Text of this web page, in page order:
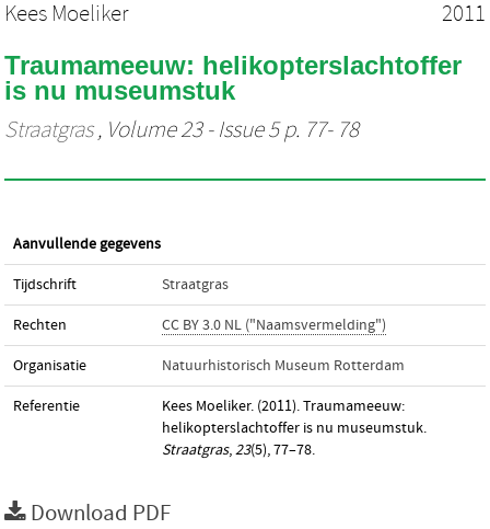
Kees Moeliker 2011
Traumameeuw: helikopterslachtoffer
is nu museumstuk
Straatgras, Volume 23 - Issue 5 p. 77- 78
Aanvullende gegevens
Tijdschrift Straatgras
Rechten CC BY 3.0 NL ("Naamsvermelding")
Organisatie Natuurhistorisch Museum Rotterdam
Referentie
Kees Moeliker. (2011). Traumameeuw:
helikopterslachtoffer is nu museumstuk.
Straatgras,23(5), 77–78.
Download PDF